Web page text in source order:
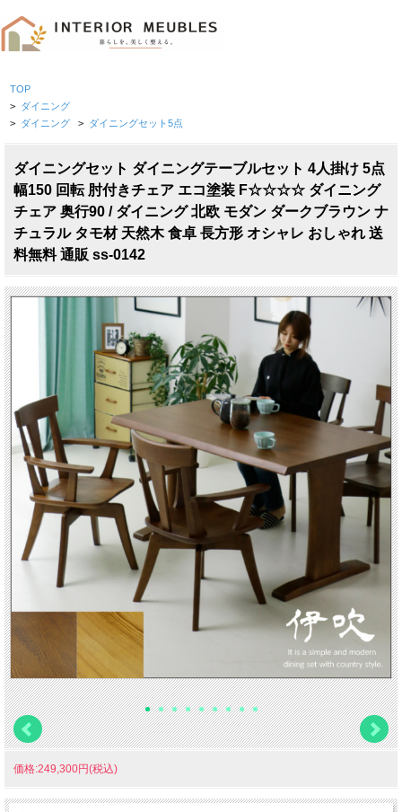
TOP
> ダイニング
> ダイニング > ダイニングセット5点
ダイニングセット ダイニングテーブルセット 4人掛け 5点
幅150 回転 肘付きチェア エコ塗装 F☆☆☆☆ ダイニング
チェア 奥行90 / ダイニング 北欧 モダン ダークブラウン ナ
チュラル タモ材 天然木 食卓 長方形 オシャレ おしゃれ 送
料無料 通販 ss-0142
価格:249,300円(税込)